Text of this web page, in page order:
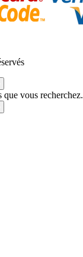
vous recherchez.